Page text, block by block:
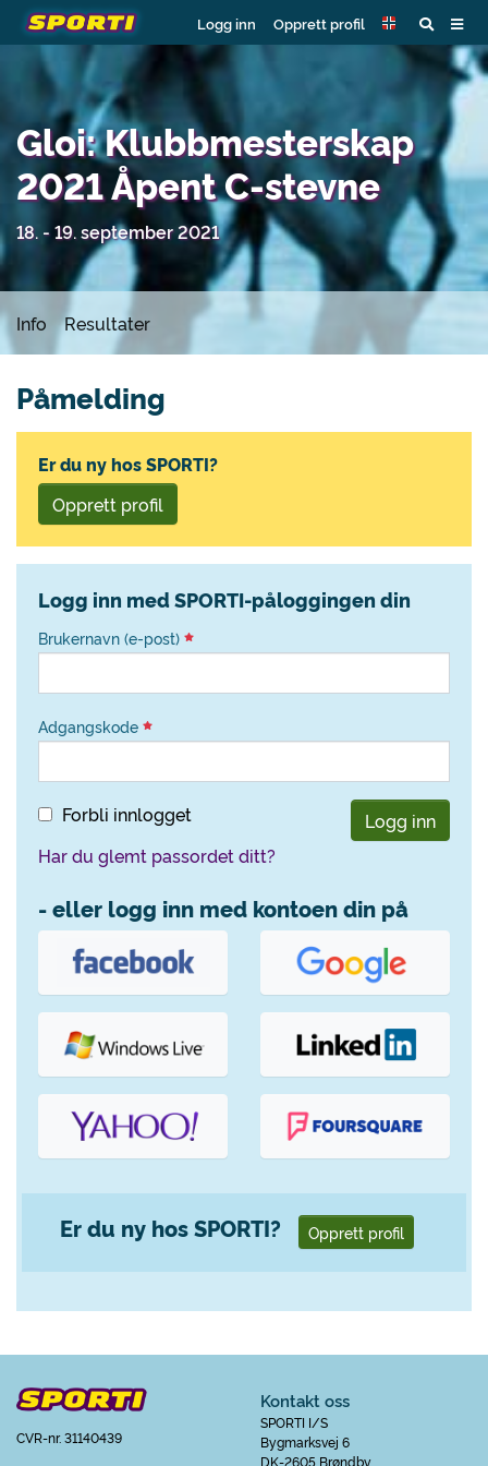
Logg inn Opprett profil
Gloi: Klubbmesterskap
2021 Åpent C-stevne
18. - 19. september 2021
Info Resultater
Påmelding
Er du ny hos SPORTI?
Opprett profil
Logg inn med SPORTI-påloggingen din
Brukernavn (e-post)
Adgangskode
Forbli innlogget
Logg inn
Har du glemt passordet ditt?
- eller logg inn med kontoen din på
Er du ny hos SPORTI? Opprett profil
CVR-nr. 31140439
Kontakt oss
SPORTI I/S
Bygmarksvej 6
DK-2605 Brøndby